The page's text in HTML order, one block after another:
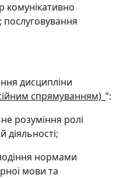
комунікативно
дисципліни
спрямуванням) _”:
розуміння ролі
діяльності;
нормами
мови та